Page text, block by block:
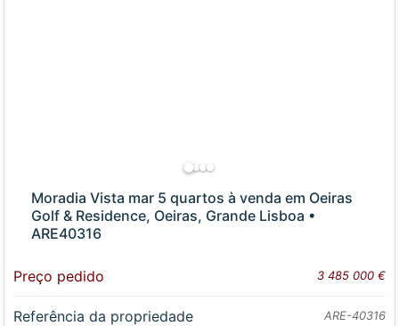
Moradia Vista mar 5 quartos à venda em Oeiras
Golf & Residence, Oeiras, Grande Lisboa •
ARE40316
Preço pedido 3 485 000 €
Referência da propriedade ARE-40316